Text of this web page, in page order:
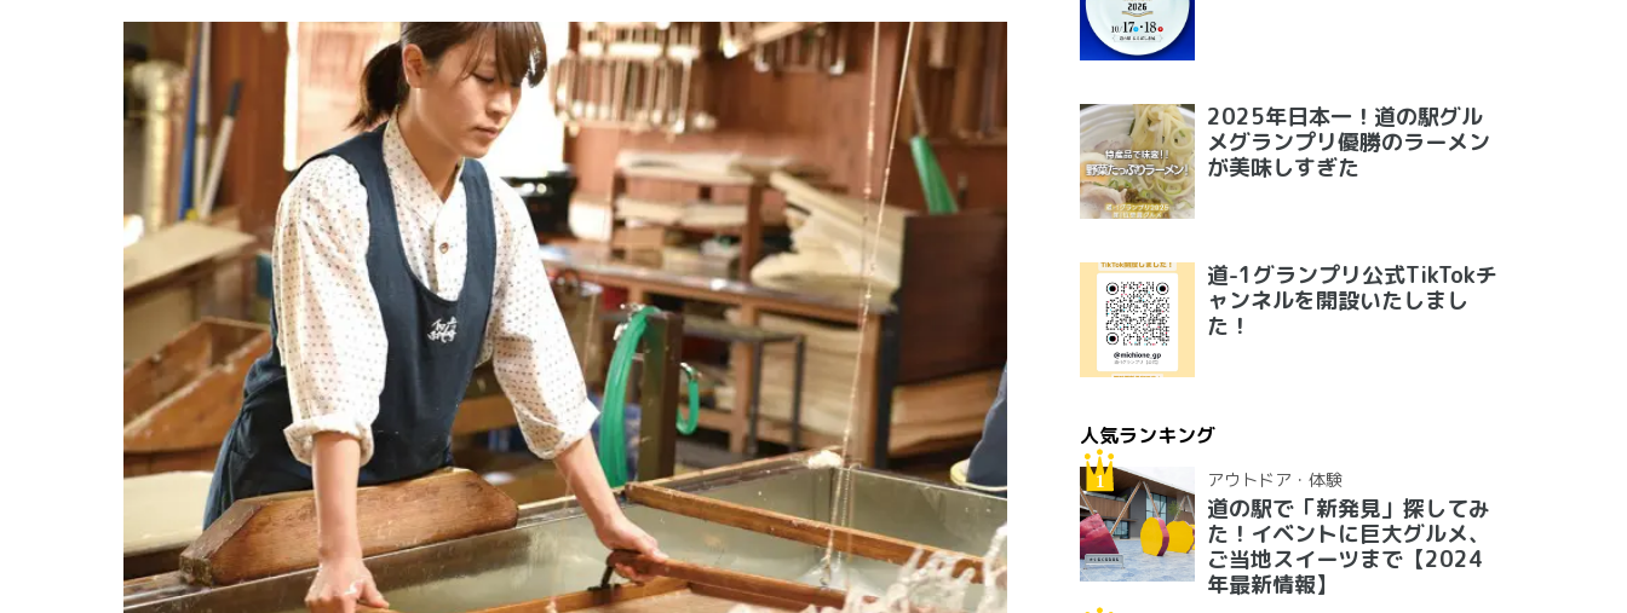
2025年日本一！道の駅グル
メグランプリ優勝のラーメン
が美味しすぎた
道-1グランプリ公式TikTokチ
ャンネルを開設いたしまし
た！
人気ランキング
アウトドア・体験
道の駅で「新発見」探してみ
た！イベントに巨大グルメ、
ご当地スイーツまで【2024
年最新情報】